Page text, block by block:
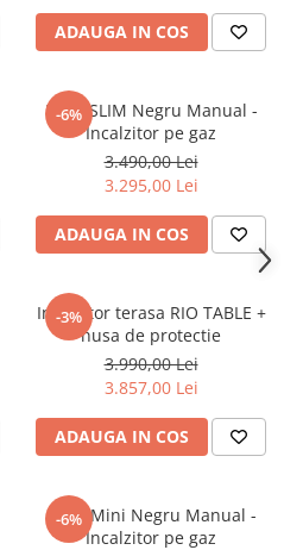
ADAUGA IN COS
-6%
Patio SLIM Negru Manual -
Incalzitor pe gaz
3.490,00 Lei
3.295,00 Lei
ADAUGA IN COS
-3%
Incalzitor terasa RIO TABLE +
husa de protectie
3.990,00 Lei
3.857,00 Lei
ADAUGA IN COS
-6%
Patio Mini Negru Manual -
Incalzitor pe gaz